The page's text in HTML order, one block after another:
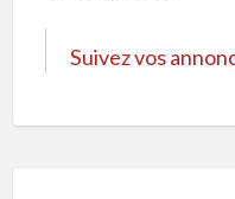
Suivez vos